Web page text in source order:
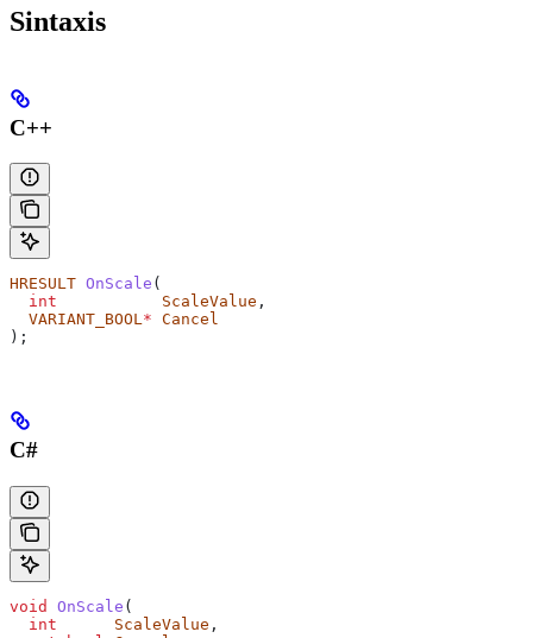
Sintaxis
C++
HRESULT OnScale (
  int
           ScaleValue
,
  VARIANT_BOOL
* Cancel
);
C#
void OnScale (
  int
      ScaleValue
,